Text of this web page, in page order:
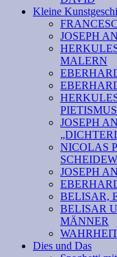
Kleine
JOSEPH
MALERN
PIETISMUS
JOSEPH
NICOLAS
JOSEPH
BELISAR,
BELISAR
MÄNNER
Dies und Das